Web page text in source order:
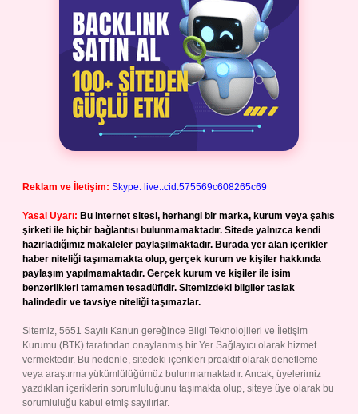
Reklam ve İletişim: Skype: live:.cid.575569c608265c69
Yasal Uyarı: Bu internet sitesi, herhangi bir marka, kurum veya şahıs
şirketi ile hiçbir bağlantısı bulunmamaktadır. Sitede yalnızca kendi
hazırladığımız makaleler paylaşılmaktadır. Burada yer alan içerikler
haber niteliği taşımamakta olup, gerçek kurum ve kişiler hakkında
paylaşım yapılmamaktadır. Gerçek kurum ve kişiler ile isim
benzerlikleri tamamen tesadüfidir. Sitemizdeki bilgiler taslak
halindedir ve tavsiye niteliği taşımazlar.
Sitemiz, 5651 Sayılı Kanun gereğince Bilgi Teknolojileri ve İletişim
Kurumu (BTK) tarafından onaylanmış bir Yer Sağlayıcı olarak hizmet
vermektedir. Bu nedenle, sitedeki içerikleri proaktif olarak denetleme
veya araştırma yükümlülüğümüz bulunmamaktadır. Ancak, üyelerimiz
yazdıkları içeriklerin sorumluluğunu taşımakta olup, siteye üye olarak bu
sorumluluğu kabul etmiş sayılırlar.